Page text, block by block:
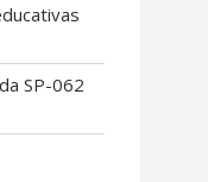
SP-062